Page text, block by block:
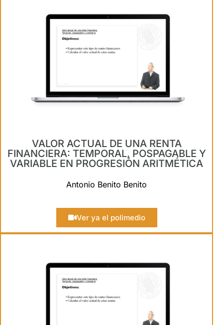
VALOR ACTUAL DE UNA RENTA
FINANCIERA: TEMPORAL, POSPAGABLE Y
VARIABLE EN PROGRESIÓN ARITMÉTICA
Antonio Benito Benito
Ver ya el polimedio